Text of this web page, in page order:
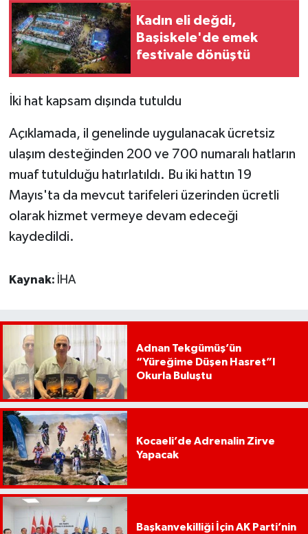
Kadın eli değdi,
Başiskele'de emek
festivale dönüştü
İki hat kapsam dışında tutuldu
Açıklamada, il genelinde uygulanacak ücretsiz
ulaşım desteğinden 200 ve 700 numaralı hatların
muaf tutulduğu hatırlatıldı. Bu iki hattın 19
Mayıs'ta da mevcut tarifeleri üzerinden ücretli
olarak hizmet vermeye devam edeceği
kaydedildi.
Kaynak: İHA
Adnan Tekgümüş’ün
“Yüreğime Düşen Hasret”I
Okurla Buluştu
Kocaeli’de Adrenalin Zirve
Yapacak
Başkanvekilliği İçin AK Parti’nin